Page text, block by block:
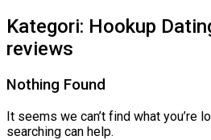
Kategori: Hookup
reviews
Nothing Found
It seems we can’t find what you’re
searching can help.